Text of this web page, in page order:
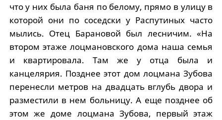
что у них была баня по белому, прямо в улицу в
которой они по соседски у Распутиных часто
мылись. Отец Барановой был лесничим. «На
втором этаже лоцмановского дома наша семья
и квартировала. Там же у отца была и
канцелярия. Позднее этот дом лоцмана Зубова
перенесли метров на двадцать вглубь двора и
разместили в нем больницу. А еще позднее об
этом же доме лоцмана Зубова, первый этаж